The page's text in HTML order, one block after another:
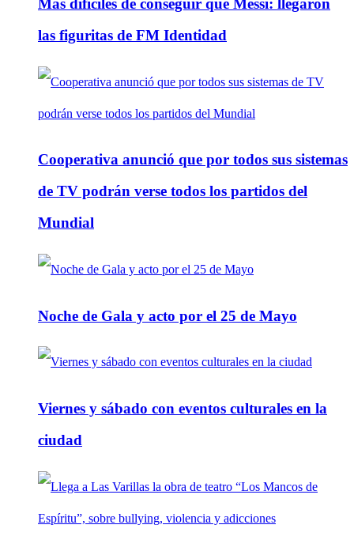
Más difíciles de conseguir que Messi: llegaron
las figuritas de FM Identidad
Cooperativa anunció que por todos sus sistemas
de TV podrán verse todos los partidos del
Mundial
Noche de Gala y acto por el 25 de Mayo
Viernes y sábado con eventos culturales en la
ciudad